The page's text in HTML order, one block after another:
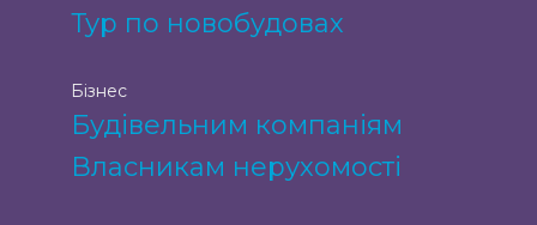
Тур по новобудовах
Бізнес
Будівельним компаніям
Власникам нерухомості